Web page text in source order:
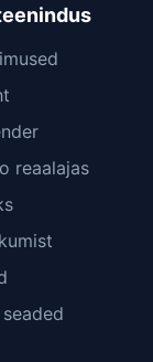
reaalajas